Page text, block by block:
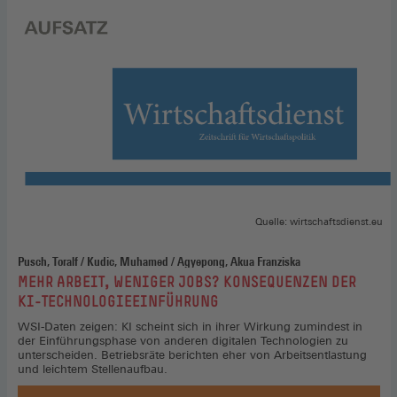
Pusch, Toralf / Kudic, Muhamed / Agyepong, Akua Franziska
:MEHR ARBEIT, WENIGER JOBS? KONSEQUENZEN DER
KI-TECHNOLOGIEEINFÜHRUNG
Quelle: wirtschaftsdienst.eu
WSI-Daten zeigen: KI scheint sich in ihrer Wirkung zumindest in
der Einführungsphase von anderen digitalen Technologien zu
unterscheiden. Betriebsräte berichten eher von Arbeitsentlastung
und leichtem Stellenaufbau.